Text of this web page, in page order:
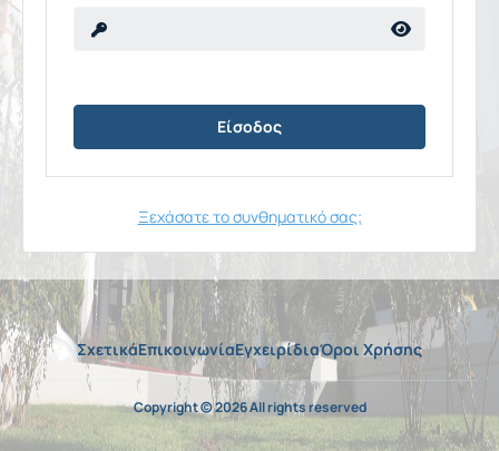
Ξεχάσατε το συνθηματικό σας;
ΣχετικάΕπικοινωνίαΕγχειρίδιαΌροι Χρήσης
Copyright © 2026 All rights reserved